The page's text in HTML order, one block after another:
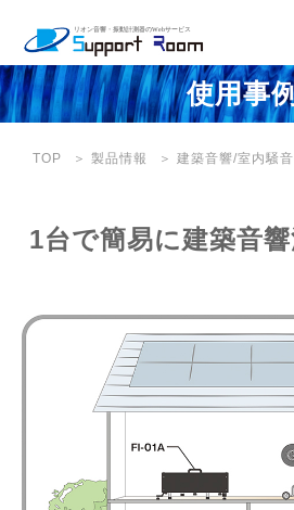
使用事
TOP 製品情報 建築音響/室内騒音
1台で簡易に建築音